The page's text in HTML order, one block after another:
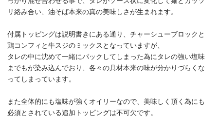
リ絡み合い、油そば本来の真の美味しさが生まれます。
付属トッピングは説明書きにある通り、チャーシューブロックと
鶏コンフィと牛スジのミックスとなっていますが、
タレの中に沈めて一緒にパックしてしまった為にタレの強い塩味
までもが染み込んでおり、各々の具材本来の味が分かりづらくな
ってしまっています。
また全体的にも塩味が強くオイリーなので、美味しく頂く為にも
必須とされている追加トッピングは不可欠です。